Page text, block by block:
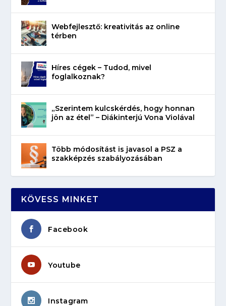
Webfejlesztő: kreativitás az online
térben
Híres cégek – Tudod, mivel
foglalkoznak?
„Szerintem kulcskérdés, hogy honnan
jön az étel” – Diákinterjú Vona Violával
Több módosítást is javasol a PSZ a
szakképzés szabályozásában
KÖVESS MINKET
Facebook
Youtube
Instagram